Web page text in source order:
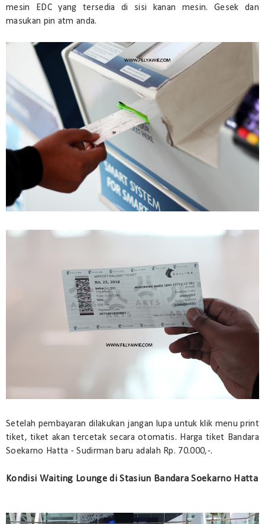
mesin EDC yang tersedia di sisi kanan mesin. Gesek dan
masukan pin atm anda.
Setelah pembayaran dilakukan jangan lupa untuk klik menu print
tiket, tiket akan tercetak secara otomatis. Harga tiket Bandara
Soekarno Hatta - Sudirman baru adalah Rp. 70.000,-.
Kondisi Waiting Lounge di Stasiun Bandara Soekarno Hatta